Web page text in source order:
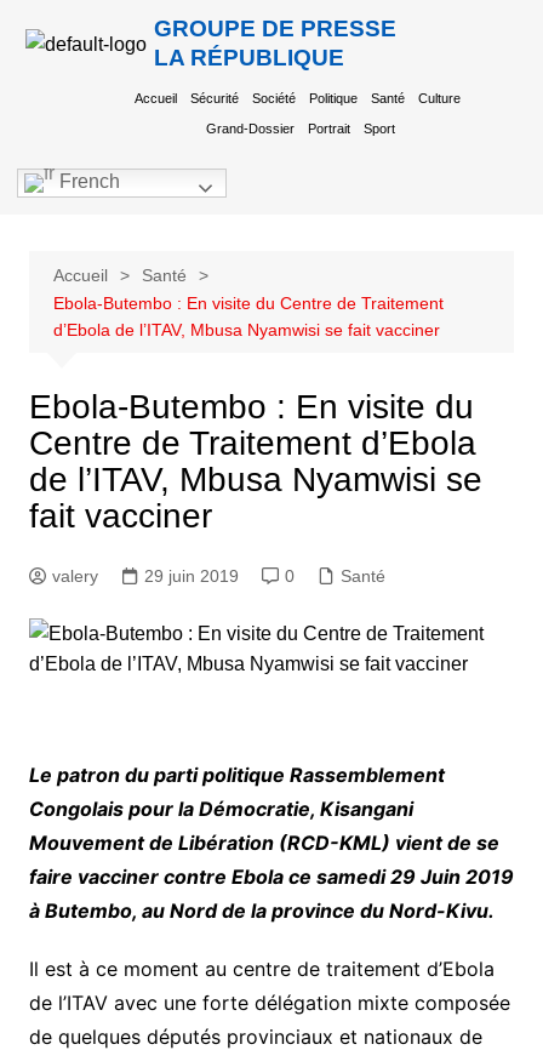
GROUPE DE PRESSE
LA RÉPUBLIQUE
Accueil Sécurité Société Politique Santé Culture
Grand-Dossier Portrait Sport
French
Accueil
Santé
Ebola-Butembo : En visite du Centre de Traitement
d’Ebola de l’ITAV, Mbusa Nyamwisi se fait vacciner
Ebola-Butembo : En visite du
Centre de Traitement d’Ebola
de l’ITAV, Mbusa Nyamwisi se
fait vacciner
valery 29 juin 2019 0 Santé
Le patron du parti politique Rassemblement
Congolais pour la Démocratie, Kisangani
Mouvement de Libération (RCD-KML) vient de se
faire vacciner contre Ebola ce samedi 29 Juin 2019
à Butembo, au Nord de la province du Nord-Kivu.
Il est à ce moment au centre de traitement d’Ebola
de l’ITAV avec une forte délégation mixte composée
de quelques députés provinciaux et nationaux de